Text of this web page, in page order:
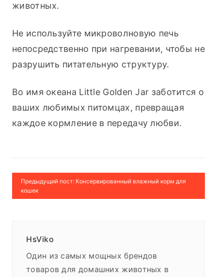
животных.
Не используйте микроволновую печь
непосредственно при нагревании, чтобы не
разрушить питательную структуру.
Во имя океана Little Golden Jar заботится о
ваших любимых питомцах, превращая
каждое кормление в передачу любви.
Предыдущий пост: Консервированный влажный корм для
кошек
HsViko
Один из самых мощных брендов
товаров для домашних животных в